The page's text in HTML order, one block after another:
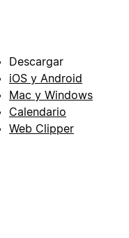
Descargar
iOS y Android
Mac y Windows
Calendario
Web Clipper